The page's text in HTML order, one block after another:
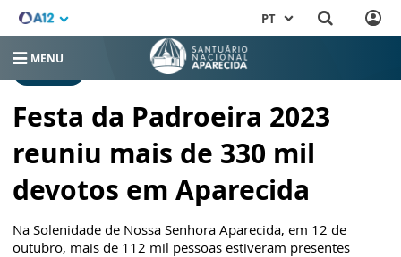
PT
MENU
Festa da Padroeira 2023
reuniu mais de 330 mil
devotos em Aparecida
Na Solenidade de Nossa Senhora Aparecida, em 12 de
outubro, mais de 112 mil pessoas estiveram presentes